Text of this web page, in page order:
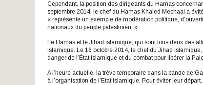
Cependant, la position des dirigeants du Hamas
septembre 2014, le chef du Hamas Khaled Mechaal a
« représente un exemple de modération politique,
nationaux du peuple palestinien. »
Le Hamas et le Jihad islamique, qui sont tous deux des
islamique. Le 16 octobre 2014, le chef du Jihad
danger de l’État islamique et du combat pour libérer la
A l’heure actuelle, la trêve temporaire dans la bande de
à l’organisation de l’Etat islamique. Pour éviter leur